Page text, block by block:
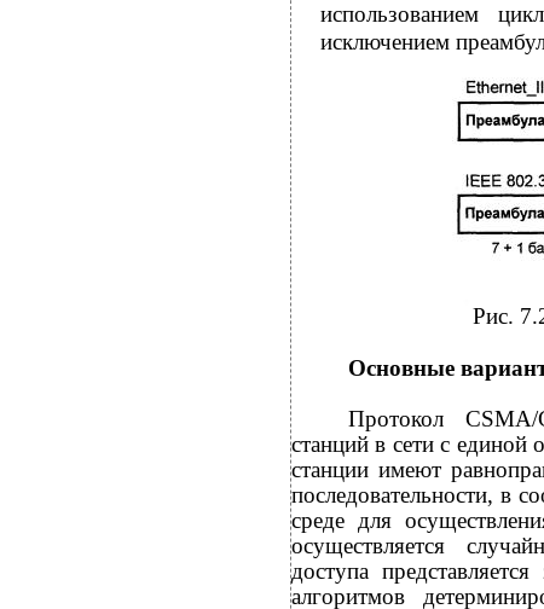
использованием
исключением
Рис.
Основные
Протокол CSMA/
станций в сети с единой
станции имеют
последовательности, в
среде для
осуществляется
доступа
алгоритмов